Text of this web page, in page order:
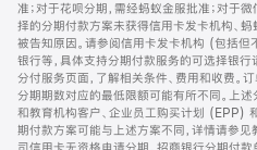
准；对于花呗分期，需经蚂蚁金服批准；对于
择的分期付款方案未获得信用卡发卡机构、
被告知原因。请参阅信用卡发卡机构 (包括但
银行等，具体支持分期付款服务的可选择银
分付服务页面，了解相关条件、费用和收费。
分期期数对应的最低限额可能有所不同。上
和教育机构客户、企业员工购买计划
期付款方案可能与上述方案不同，详情请参见